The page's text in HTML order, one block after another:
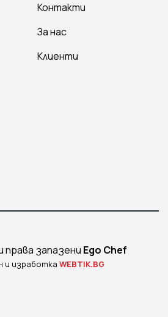
Контакти
За нас
Клиенти
права запазени Ego Chef
и изработка WEBTIK.BG